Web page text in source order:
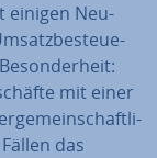
einigen Neu-
mit einer
das